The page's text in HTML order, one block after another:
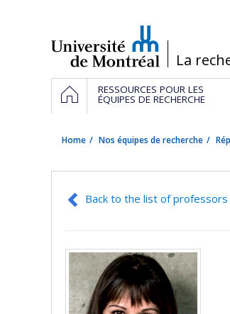
/La
Navigation
principale
HOMERESSOURCES POUR LES
ÉQUIPES DE RECHERCHE
Home Nos équipes de recherche
Back to the list of professors